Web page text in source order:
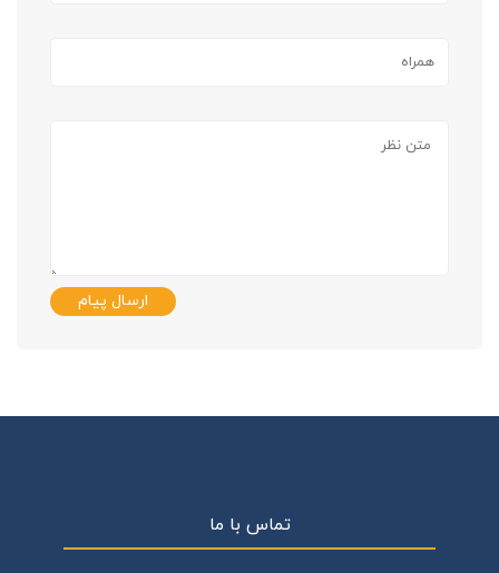
ارسال پیام
تماس با ما